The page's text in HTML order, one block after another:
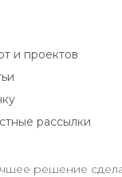
и проектов
рассылки
решение